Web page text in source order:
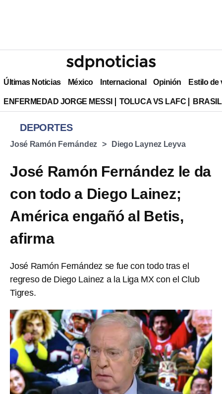
Últimas Noticias México Internacional Opinión Estilo de
ENFERMEDAD JORGE MESSI TOLUCA VS LAFC
DEPORTES
José Ramón Fernández Diego Laynez Leyva
José Ramón Fernández le da
con todo a Diego Lainez;
América engañó al Betis,
afirma
José Ramón Fernández se fue con todo tras el
regreso de Diego Lainez a la Liga MX con el Club
Tigres.